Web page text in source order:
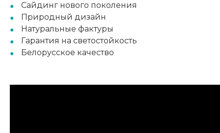
Сайдинг нового поколения
Природный дизайн
Натуральные фактуры
Гарантия на светостойкость
Белорусское качество